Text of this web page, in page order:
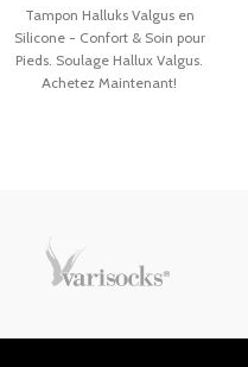
Tampon Halluks Valgus en
Silicone - Confort & Soin pour
Pieds. Soulage Hallux Valgus.
Achetez Maintenant!